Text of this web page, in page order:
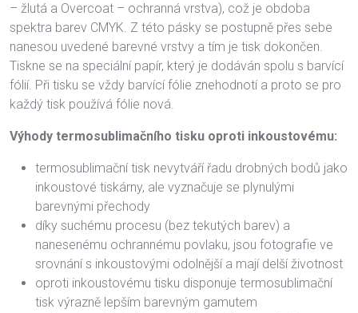
– žlutá a Overcoat – ochranná vrstva), což je obdoba
spektra barev CMYK. Z této pásky se postupně přes sebe
nanesou uvedené barevné vrstvy a tím je tisk dokončen.
Tiskne se na speciální papír, který je dodáván spolu s barvící
fólií. Při tisku se vždy barvící fólie znehodnotí a proto se pro
každý tisk používá fólie nová.
Výhody termosublimačního tisku oproti inkoustovému:
termosublimační tisk nevytváří řadu drobných bodů jako
inkoustové tiskárny, ale vyznačuje se plynulými
barevnými přechody
díky suchému procesu (bez tekutých barev) a
nanesenému ochrannému povlaku, jsou fotografie ve
srovnání s inkoustovými odolnější a mají delší životnost
oproti inkoustovému tisku disponuje termosublimační
tisk výrazně lepším barevným gamutem